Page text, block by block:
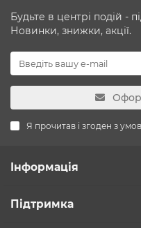
Будьте в центрі подій -
Новинки, знижки, акції.
Я прочитав і згоден з
Інформація
Підтримка